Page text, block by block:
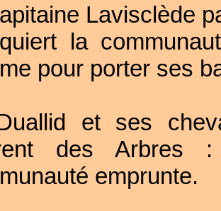
Lavisclède
la
pour porter ses
et ses
des Arbres
emprunte.